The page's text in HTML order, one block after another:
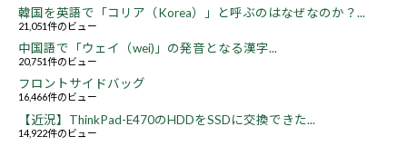
韓国を英語で「コリア（Korea）」と呼ぶのはなぜなのか？...
21,051件のビュー
中国語で「ウェイ（wei)」の発音となる漢字...
20,751件のビュー
フロントサイドバッグ
16,466件のビュー
【近況】ThinkPad-E470のHDDをSSDに交換できた...
14,922件のビュー